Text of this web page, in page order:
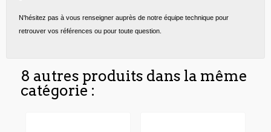
N'hésitez pas à vous renseigner auprès de notre équipe technique pour
retrouver vos références ou pour toute question.
8 autres produits dans la même
catégorie :